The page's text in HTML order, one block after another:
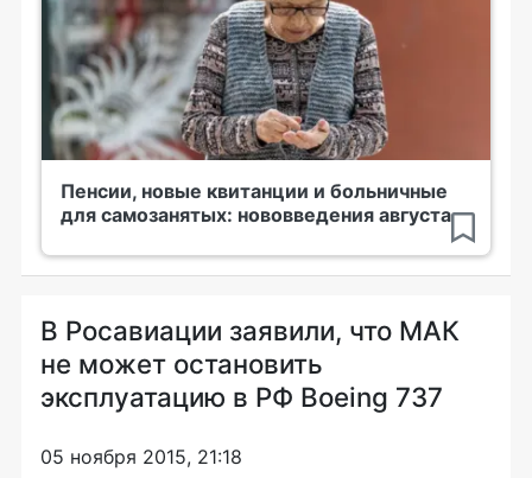
Пенсии, новые квитанции и больничные
для самозанятых: нововведения августа
В Росавиации заявили, что МАК
не может остановить
эксплуатацию в РФ Boeing 737
05 ноября 2015, 21:18